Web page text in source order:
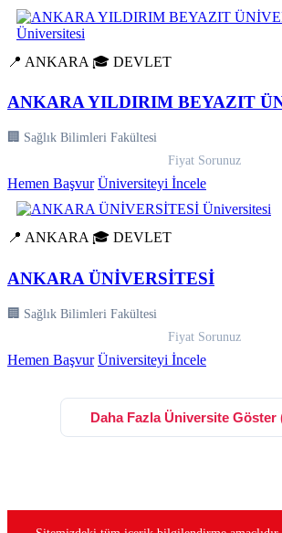
📍 ANKARA 🎓 DEVLET
ANKARA YILDIRIM BEYAZIT
🏢 Sağlık Bilimleri Fakültesi
Fiyat Sorunuz
Hemen Başvur Üniversiteyi İncele
📍 ANKARA 🎓 DEVLET
ANKARA ÜNİVERSİTESİ
🏢 Sağlık Bilimleri Fakültesi
Fiyat Sorunuz
Hemen Başvur Üniversiteyi İncele
Daha Fazla Üniversite Göster